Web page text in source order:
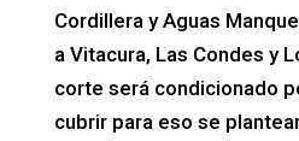
Cordillera y Aguas
a Vitacura, Las Condes y
corte será condicionado
cubrir para eso se